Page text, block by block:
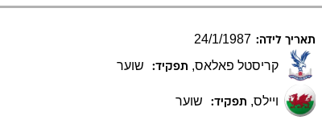
תאריך לידה: 24/1/1987
קריסטל פאלאס, תפקיד: שוער
ויילס, תפקיד: שוער